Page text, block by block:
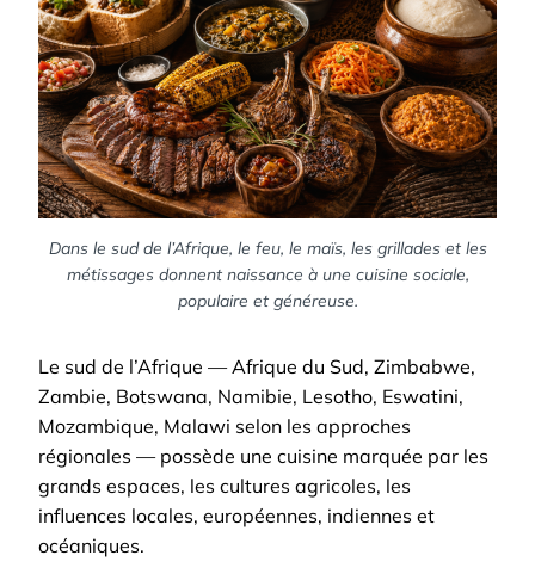
Dans le sud de l’Afrique, le feu, le maïs, les grillades et les
métissages donnent naissance à une cuisine sociale,
populaire et généreuse.
Le sud de l’Afrique — Afrique du Sud, Zimbabwe,
Zambie, Botswana, Namibie, Lesotho, Eswatini,
Mozambique, Malawi selon les approches
régionales — possède une cuisine marquée par les
grands espaces, les cultures agricoles, les
influences locales, européennes, indiennes et
océaniques.